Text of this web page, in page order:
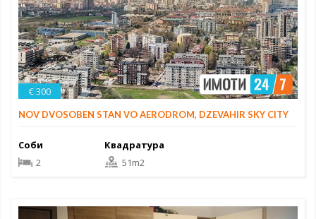
€ 300
NOV DVOSOBEN STAN VO AERODROM, DZEVAHIR SKY CITY
Соби
2
Квадратура
51m2